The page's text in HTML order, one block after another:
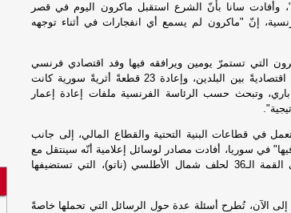
وأفادت سانا بأنّ الشرع استقبل ماكرون اليوم في قصر
إنّ "ماكرون لم يسمع أي انفجارات في أثناء توجهه
التي تستمرّ يومين ويرافقه فيها وفد اقتصادي فرنسي
رفيع المستوى، توقيع 14 مذكرةً اقتصاديةً بين البلدين، وإعادة 23 قطعةً أثريةً سورية كانت
وتبحث حسب الرئاسة الفرنسية ملفات إعادة إعمار
في قطاعات البنية التحتية والقطاع المالي، إلى جانب
في سوريا، أفادت مصادر لوسائل إعلامية أنّه سينتقل مع
ماكرون إلى تركيا للمشاركة في القمة الـ36 لحلف شمال الأطلسي (ناتو)، التي تستضيفها
إلى الآن، تُطرح أسئلة عدة حول الرسائل التي تحملها خاصةً